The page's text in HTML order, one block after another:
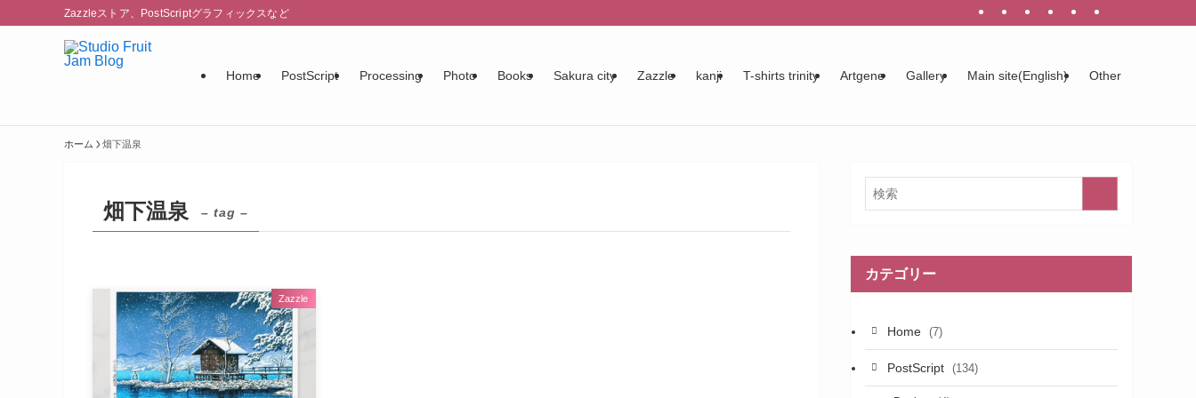
Zazzleストア、PostScriptグラフィックスなど
Home PostScript Processing Photo Books Sakura city Zazzle kanji T-shirts trinity Artgene Gallery Main site(English) Other
ホーム 畑下温泉
畑下温泉 – tag –
Zazzle
カテゴリー
Home (7)
PostScript (134)